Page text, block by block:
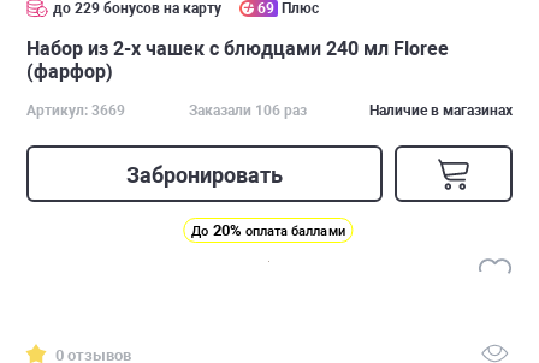
до 229 бонусов на карту 69 Плюс
Набор из 2-х чашек с блюдцами 240 мл Floree
(фарфор)
Артикул: 3669 Заказали 106 раз Наличие в магазинах
Забронировать
До 20% оплата баллами
0 отзывов